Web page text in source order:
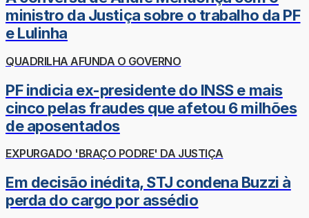
ministro da Justiça sobre o trabalho da PF
e Lulinha
QUADRILHA AFUNDA O GOVERNO
PF indicia ex-presidente do INSS e mais
cinco pelas fraudes que afetou 6 milhões
de aposentados
EXPURGADO 'BRAÇO PODRE' DA JUSTIÇA
Em decisão inédita, STJ condena Buzzi à
perda do cargo por assédio